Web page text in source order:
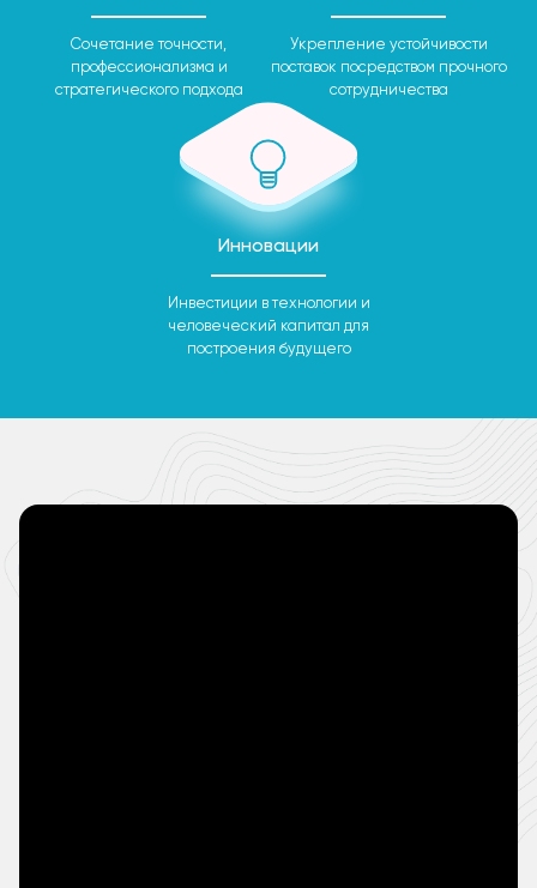
Сочетание точности,
профессионализма и
стратегического подхода
Укрепление устойчивости
поставок посредством прочного
сотрудничества
Инновации
Инвестиции в технологии и
человеческий капитал для
построения будущего